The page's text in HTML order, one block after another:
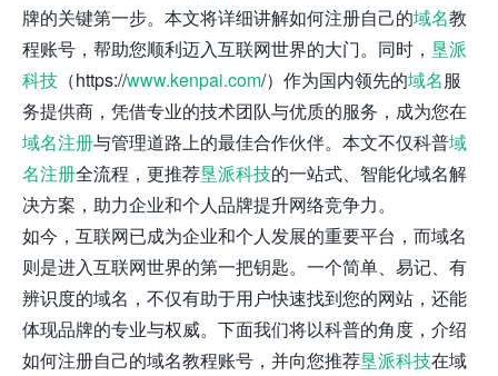
牌的关键第一步。本文将详细讲解如何注册自己的域名教
程账号，帮助您顺利迈入互联网世界的大门。同时， 垦派
科技 （https://www.kenpai.com/）作为国内领先的域名服
务提供商，凭借专业的技术团队与优质的服务，成为您在
域名注册与管理道路上的最佳合作伙伴。本文不仅科普域
名注册全流程，更推荐垦派科技的一站式、智能化域名解
决方案，助力企业和个人品牌提升网络竞争力。
如今，互联网已成为企业和个人发展的重要平台，而域名
则是进入互联网世界的第一把钥匙。一个简单、易记、有
辨识度的域名，不仅有助于用户快速找到您的网站，还能
体现品牌的专业与权威。下面我们将以科普的角度，介绍
如何注册自己的域名教程账号，并向您推荐垦派科技在域